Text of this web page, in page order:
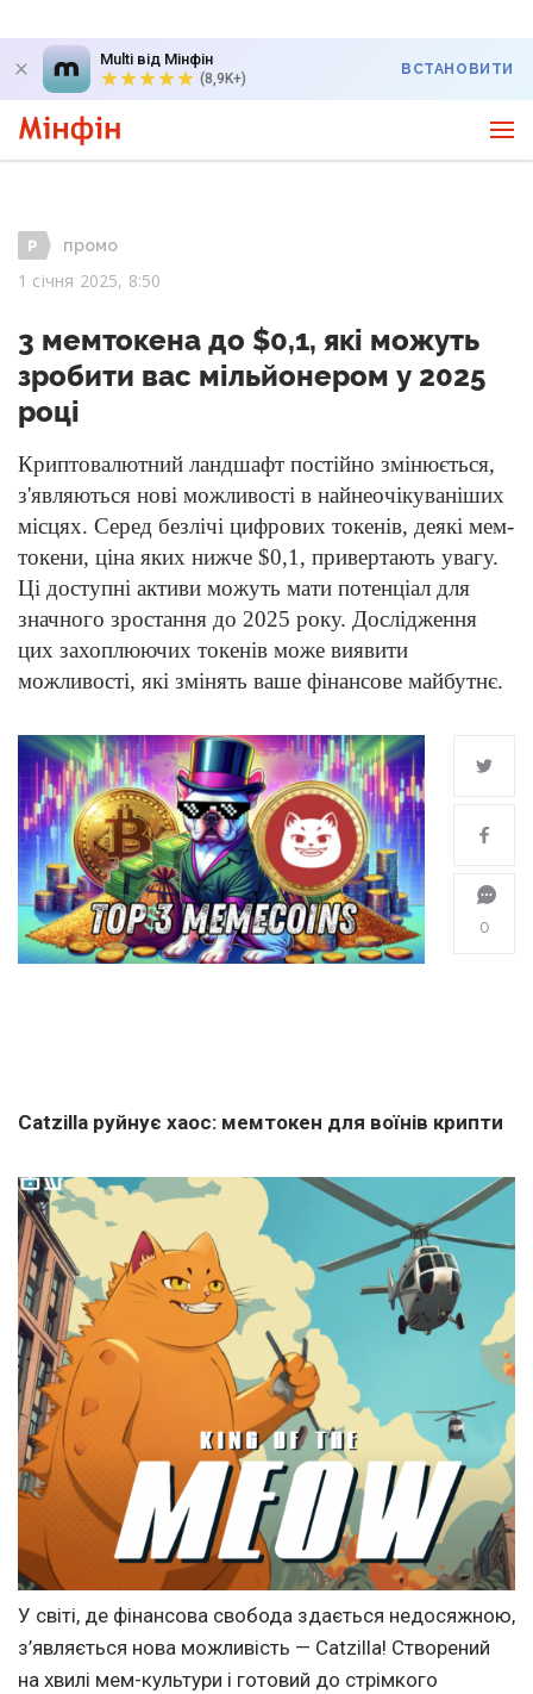
Multi від Мінфін
(8,9K+)
ВСТАНОВИТИ
промо
1 січня 2025, 8:50
3 мемтокена до $0,1, які можуть
зробити вас мільйонером у 2025
році
Криптовалютний ландшафт постійно змінюється,
з'являються нові можливості в найнеочікуваніших
місцях. Серед безлічі цифрових токенів, деякі мем-
токени, ціна яких нижче $0,1, привертають увагу.
Ці доступні активи можуть мати потенціал для
значного зростання до 2025 року. Дослідження
цих захоплюючих токенів може виявити
можливості, які змінять ваше фінансове майбутнє.
0
Catzilla руйнує хаос: мемтокен для воїнів крипти
У світі, де фінансова свобода здається недосяжною,
з’являється нова можливість — Catzilla! Створений
на хвилі мем-культури і готовий до стрімкого